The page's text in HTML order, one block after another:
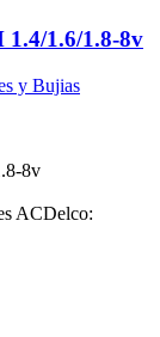
1.6/1.8-8v
y Bujias
8v
ACDelco: